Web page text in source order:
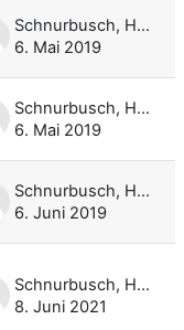
Schnurbusch, Harald
6. Mai 2019
Schnurbusch, Harald
6. Mai 2019
Schnurbusch, Harald
6. Juni 2019
Schnurbusch, Harald
8. Juni 2021